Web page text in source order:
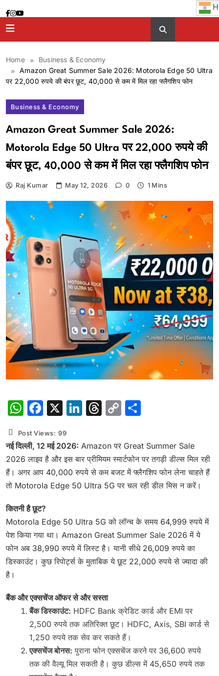
to
content
Home
Business & Economy
Amazon Great Summer Sale 2026: Motorola Edge 50 Ultra
पर 22,000 रुपये की बंपर छूट, 40,000 से कम में मिल रहा फ्लैगशिप फोन
Business & Economy
Amazon Great Summer Sale 2026:
Motorola Edge 50 Ultra पर 22,000 रुपये की
बंपर छूट, 40,000 से कम में मिल रहा फ्लैगशिप फोन
Raj Kumar May 12, 2026 0 1 Mins
WhatsApp
Facebook
X LinkedIn
Threads
Copy
Post Views: 99
नई दिल्ली, 12 मई 2026: Amazon पर Great Summer Sale
2026 लाइव है और इस बार प्रीमियम स्मार्टफोन पर तगड़ी डील्स मिल रही
हैं। अगर आप 40,000 रुपये से कम बजट में फ्लैगशिप फोन लेना चाहते हैं
तो Motorola Edge 50 Ultra 5G पर चल रही डील मिस न करें।
कितनी है छूट?
Motorola Edge 50 Ultra 5G को लॉन्च के समय 64,999 रुपये में
पेश किया गया था। Amazon Great Summer Sale 2026 में ये
फोन अब 38,990 रुपये में लिस्ट है। यानी सीधे 26,009 रुपये का
डिस्काउंट। कुछ रिपोर्ट्स के मुताबिक ये छूट 22,000 रुपये से ज्यादा की
है।
बैंक और एक्सचेंज ऑफर से और सस्ता
बैंक डिस्काउंट: HDFC Bank क्रेडिट कार्ड और EMI पर
2,500 रुपये तक अतिरिक्त छूट। HDFC, Axis, SBI कार्ड से
1,250 रुपये तक सेव कर सकते हैं।
एक्सचेंज बोनस: पुराना फोन एक्सचेंज करने पर 36,600 रुपये
तक की वैल्यू मिल सकती है। कुछ डील्स में 45,650 रुपये तक